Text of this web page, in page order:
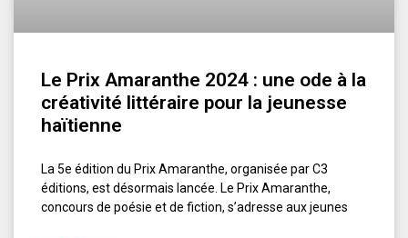
Le Prix Amaranthe 2024 : une ode à la
créativité littéraire pour la jeunesse
haïtienne
La 5e édition du Prix Amaranthe, organisée par C3
éditions, est désormais lancée. Le Prix Amaranthe,
concours de poésie et de fiction, s’adresse aux jeunes